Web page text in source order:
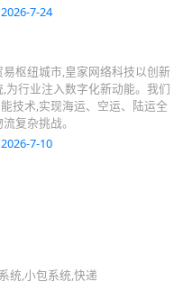
7-24
枢纽城市,皇家网络科技以创新
行业注入数字化新动能。我们
技术,实现海运、空运、陆运全
复杂挑战。
7-10
统,小包系统,快递